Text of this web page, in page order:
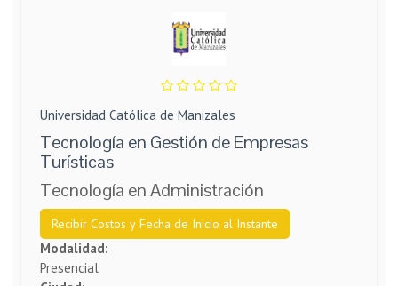
Universidad Católica de Manizales
Tecnología en Gestión de Empresas
Turísticas
Tecnología en Administración
Recibir Costos y Fecha de Inicio al Instante
Modalidad:
Presencial